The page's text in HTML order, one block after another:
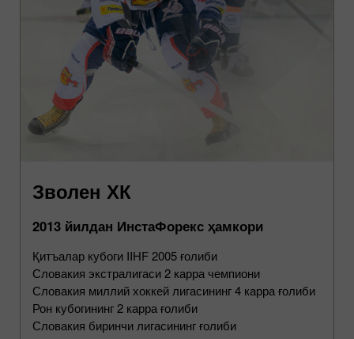
Зволен ХК
2013 йилдан ИнстаФорекс ҳамкори
Қитъалар кубоги IIHF 2005 ғолиби
Словакия экстралигаси 2 карра чемпиони
Словакия миллий хоккей лигасининг 4 карра ғолиби
Рон кубогининг 2 карра ғолиби
Словакия биринчи лигасининг ғолиби